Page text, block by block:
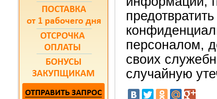
персоналом,
своих
случайную